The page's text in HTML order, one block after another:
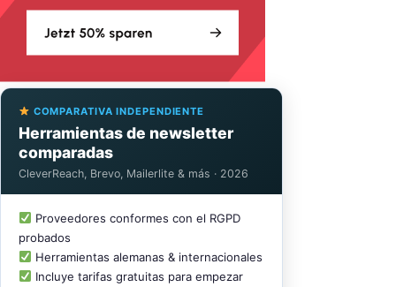
COMPARATIVA INDEPENDIENTE
Herramientas de newsletter
comparadas
CleverReach, Brevo, Mailerlite & más · 2026
Proveedores conformes con el RGPD
probados
Herramientas alemanas & internacionales
Incluye tarifas gratuitas para empezar